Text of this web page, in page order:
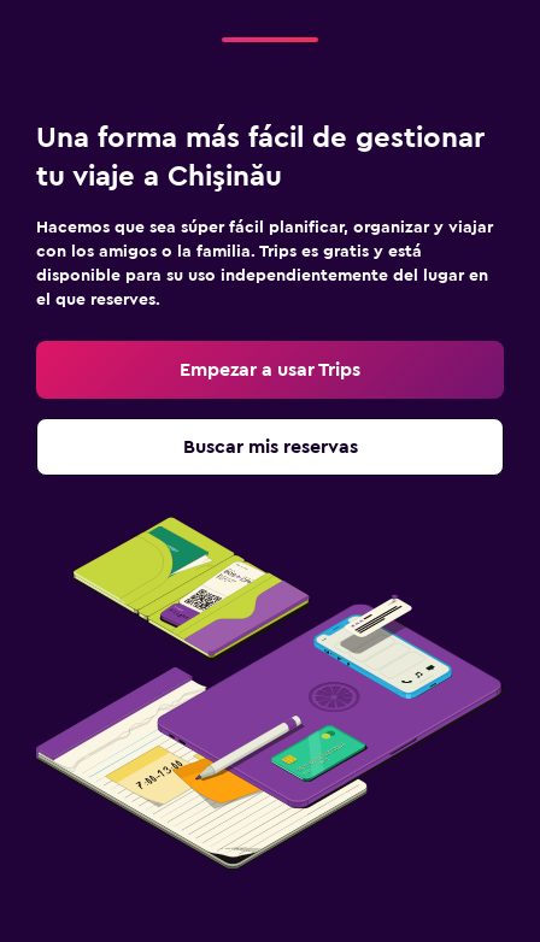
Zona de trabajo
Fax/fotocopiadora
Actividades
Aire libre
Terraza/patio
Ideal para familias
Cuna/cama nido disponibles
Una forma más fácil de gestionar
tu viaje a Chişinău
Hacemos que sea súper fácil planificar, organizar y viajar
con los amigos o la familia. Trips es gratis y está
disponible para su uso independientemente del lugar en
el que reserves.
Empezar a usar Trips
Buscar mis reservas